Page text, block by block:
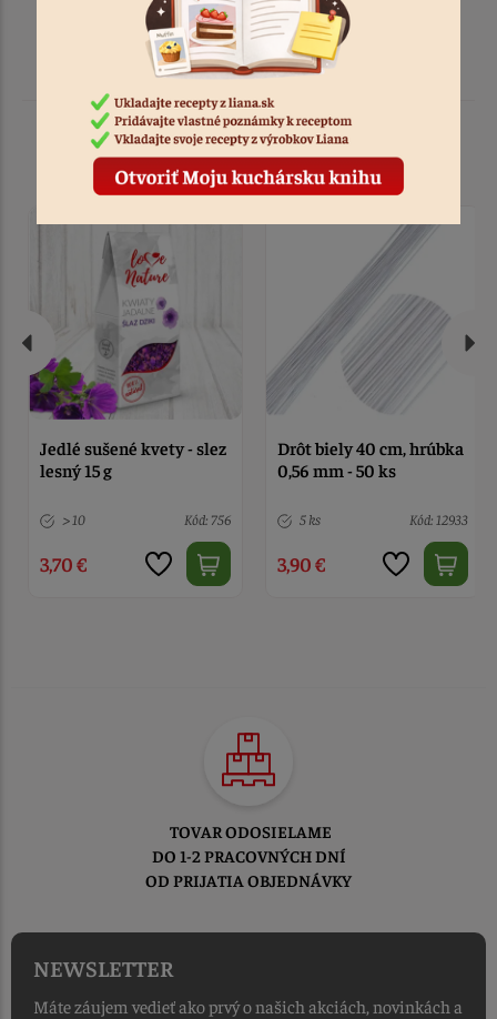
Podobné produkty
Jedlé sušené kvety - slez
lesný 15 g
> 10 Kód: 756
3,70 €
Drôt biely 40 cm, hrúbka
0,56 mm - 50 ks
5 ks Kód: 12933
3,90 €
TOVAR ODOSIELAME
DO 1-2 PRACOVNÝCH DNÍ
OD PRIJATIA OBJEDNÁVKY
NEWSLETTER
Máte záujem vedieť ako prvý o našich akciách, novinkách a